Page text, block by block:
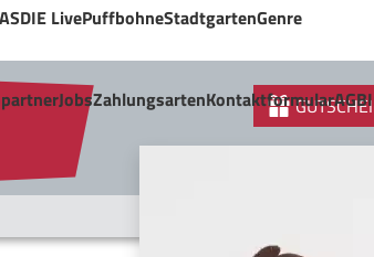
LivePuffbohneStadtgartenGenre
JobsZahlungsartenKontaktformularAGB